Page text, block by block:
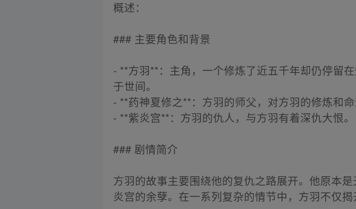
概述：
### 主要角色和背景
- **方羽**：主角，一个修炼了近五千年却仍停留
于世间。
- **药神夏修之**：方羽的师父，对方羽的修炼和命
- **紫炎宫**：方羽的仇人，与方羽有着深仇大恨。
### 剧情简介
方羽的故事主要围绕他的复仇之路展开。他原本
炎宫的余孽。在一系列复杂的情节中，方羽不仅